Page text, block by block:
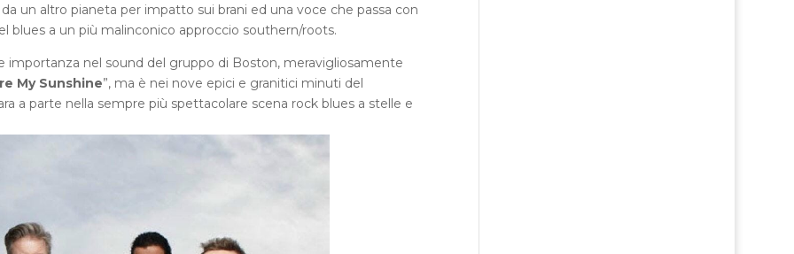
un altro pianeta per impatto sui brani ed una voce che passa con
blues a un più malinconico approccio southern/roots.
importanza nel sound del gruppo di Boston, meravigliosamente
My Sunshine”, ma è nei nove epici e granitici minuti del
a parte nella sempre più spettacolare scena rock blues a stelle e